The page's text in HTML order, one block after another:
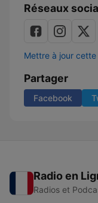
Réseaux
Mettre à jour
Partager
Facebook
Radio en
Radios et